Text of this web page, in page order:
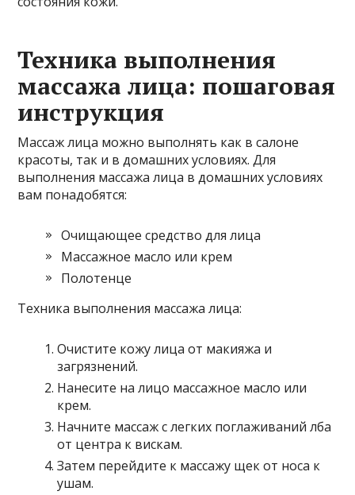
Техника выполнения
массажа лица: пошаговая
инструкция
Массаж лица можно выполнять как в салоне
красоты, так и в домашних условиях. Для
выполнения массажа лица в домашних условиях
вам понадобятся:
Очищающее средство для лица
Массажное масло или крем
Полотенце
Техника выполнения массажа лица:
Очистите кожу лица от макияжа и
загрязнений.
Нанесите на лицо массажное масло или
крем.
Начните массаж с легких поглаживаний лба
от центра к вискам.
Затем перейдите к массажу щек от носа к
ушам.